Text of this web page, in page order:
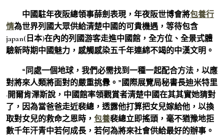
中國駐年夜阪總領事薛劍表現，年夜阪世博會將包養行
情為世界列國大眾供給清楚中國的可貴機遇，等待包含
japan(日本)在內的列國游客走進中國館，全方位、全景式體
驗新時期中國魅力，感觸感染五千年連綿不竭的中漢文明。
“同處一個地球，我們必需找到一種一起配合方法，以應
對將來人類將面對的嚴重挑釁。”國際展覽局秘書長迪米特里
·開爾肯澤斯說，中國館率領觀賞者清楚中國在其其實她猜對
了，因為當爸爸走近裴總，透露他打算把女兒嫁給他，以換
取對女兒的救命之恩時， 包養裴總立即搖頭，毫不猶豫地拒
數千年汗青中若何成長，若何為將來社會供給最好的辦事。